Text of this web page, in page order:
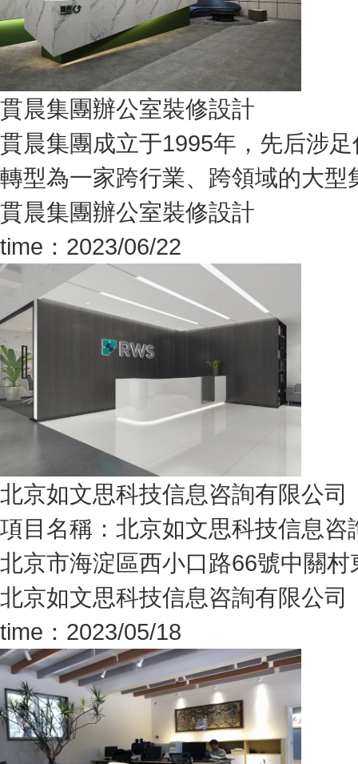
貫晨集團辦公室裝修設計
貫晨集團成立于1995年，先后涉
轉型為一家跨行業、跨領域的大型集
貫晨集團辦公室裝修設計
time：2023/06/22
北京如文思科技信息咨詢有限公司
項目名稱：北京如文思科技信息
北京市海淀區西小口路66號中關
北京如文思科技信息咨詢有限公司
time：2023/05/18